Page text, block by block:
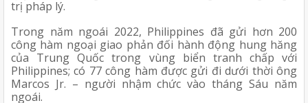
trị pháp lý.
Trong năm ngoái 2022, Philippines đã gửi hơn 200
công hàm ngoại giao phản đối hành động hung hăng
của Trung Quốc trong vùng biển tranh chấp với
Philippines; có 77 công hàm được gửi đi dưới thời ông
Marcos Jr. – người nhậm chức vào tháng Sáu năm
ngoái.